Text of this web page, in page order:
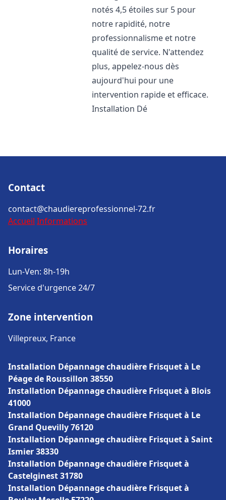
notés 4,5 étoiles sur 5 pour
notre rapidité, notre
professionnalisme et notre
qualité de service. N'attendez
plus, appelez-nous dès
aujourd'hui pour une
intervention rapide et efficace.
Installation Dé
Contact
contact@chaudiereprofessionnel-72.fr
Accueil Informations
Horaires
Lun-Ven: 8h-19h
Service d'urgence 24/7
Zone intervention
Villepreux, France
Installation Dépannage chaudière Frisquet à Le
Péage de Roussillon 38550
Installation Dépannage chaudière Frisquet à Blois
41000
Installation Dépannage chaudière Frisquet à Le
Grand Quevilly 76120
Installation Dépannage chaudière Frisquet à Saint
Ismier 38330
Installation Dépannage chaudière Frisquet à
Castelginest 31780
Installation Dépannage chaudière Frisquet à